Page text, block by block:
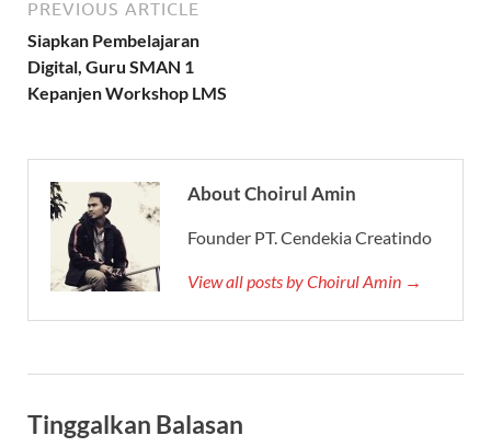
PREVIOUS ARTICLE
Siapkan Pembelajaran
Digital, Guru SMAN 1
Kepanjen Workshop LMS
About Choirul Amin
Founder PT. Cendekia Creatindo
View all posts by Choirul Amin →
Tinggalkan Balasan